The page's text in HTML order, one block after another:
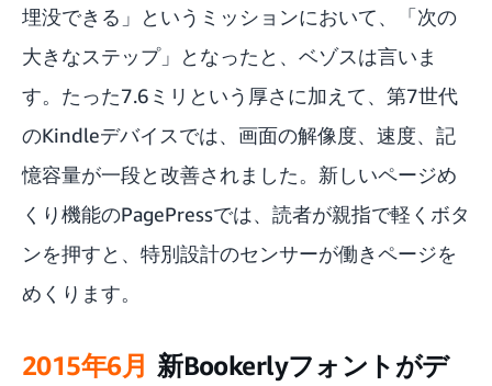
埋没できる」というミッションにおいて、「次の
大きなステップ」となったと、ベゾスは言いま
す。たった7.6ミリという厚さに加えて、第7世代
のKindleデバイスでは、画面の解像度、速度、記
憶容量が一段と改善されました。新しいページめ
くり機能のPagePressでは、読者が親指で軽くボタ
ンを押すと、特別設計のセンサーが働きページを
めくります。
2015年6月 新Bookerlyフォントがデ